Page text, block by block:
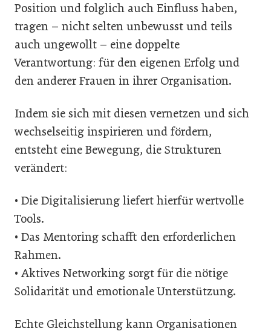
Position und folglich auch Einfluss haben,
tragen – nicht selten unbewusst und teils
auch ungewollt – eine doppelte
Verantwortung: für den eigenen Erfolg und
den anderer Frauen in ihrer Organisation.
Indem sie sich mit diesen vernetzen und sich
wechselseitig inspirieren und fördern,
entsteht eine Bewegung, die Strukturen
verändert:
• Die Digitalisierung liefert hierfür wertvolle
Tools.
• Das Mentoring schafft den erforderlichen
Rahmen.
• Aktives Networking sorgt für die nötige
Solidarität und emotionale Unterstützung.
Echte Gleichstellung kann Organisationen